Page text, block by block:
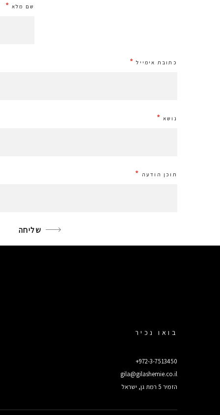
שם מלא *
כתובת אימייל *
נושא *
תוכן הודעה *
שליחה
בואו נכיר
+972-3-7513450
gila@gilashemie.co.il
הזמיר 5 רמת גן, ישראל